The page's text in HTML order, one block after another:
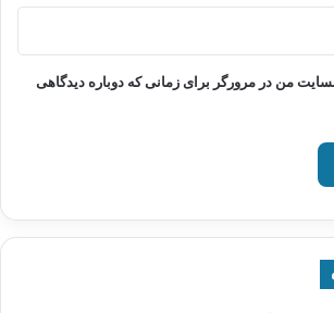
من در مرورگر برای زمانی که دوباره دیدگاهی